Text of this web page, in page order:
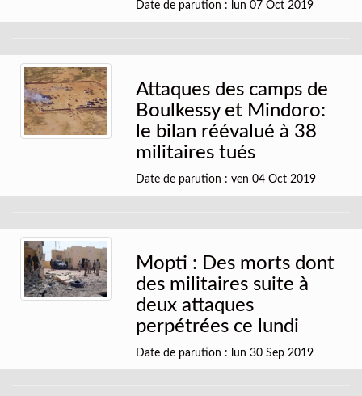
Date de parution : lun 07 Oct 2019
Attaques des camps de
Boulkessy et Mindoro:
le bilan réévalué à 38
militaires tués
Date de parution : ven 04 Oct 2019
Mopti : Des morts dont
des militaires suite à
deux attaques
perpétrées ce lundi
Date de parution : lun 30 Sep 2019